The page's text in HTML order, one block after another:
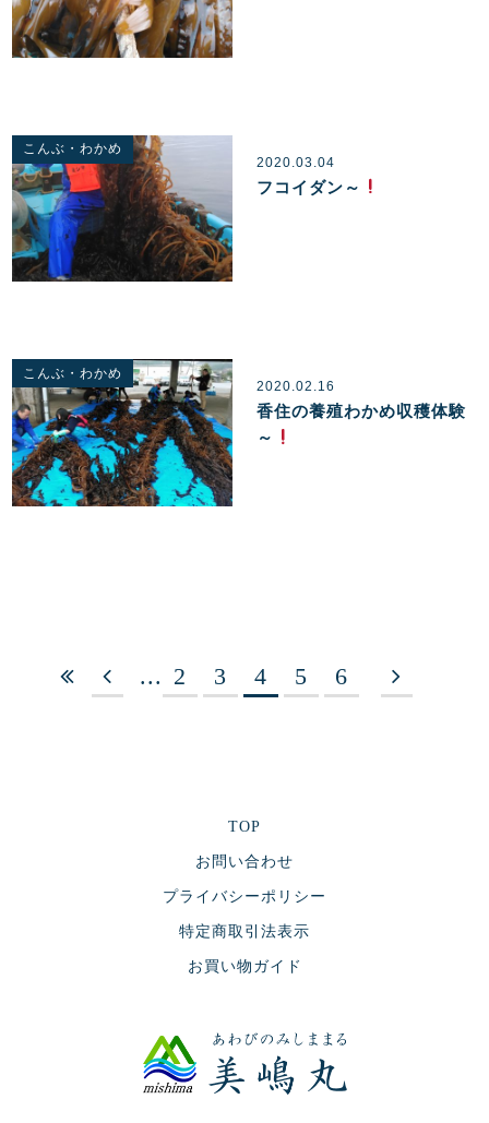
こんぶ・わかめ
2020.03.04
フコイダン～
こんぶ・わかめ
2020.02.16
香住の養殖わかめ収穫体験
～
... 2 3 4 5 6
TOP
お問い合わせ
プライバシーポリシー
特定商取引法表示
お買い物ガイド